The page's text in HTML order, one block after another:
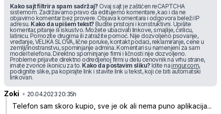
Kako sajt filtrira spam sadržaj? Ovaj sajt je zaštićen reCAPTCHA
sistemom. Zadržavamo pravo da editujemo komentare, kao i da ne
objavimo komentar bez provere. Objava komentara i odgovora beleži IP
adresu. Kako da upišem tekst? Budite pristojni i konstruktivni. Upišite
komentar, pitanje ili iskustvo. Možete ubacivati linkove, smajlije, ćirilicu,
latinicu. Pomozite drugima ili zatražite pomoć. Nije dozvoljeno psovanje,
vređanje, VELIKA SLOVA, lične poruke, kontakt podaci, reklamiranje, cene u
zemlji/inostranstvu, spominjanje admina. Komentari su namenjeni za sam
model telefona. Direktno spominjanje firmi i ličnosti nije dozvoljeno.
Probleme prijavite direktno odredjenoj firmi u delu cenovnik na vrhu strane,
imate zvonce ikonicu za to. Kako da postavim sliku? Idite na imgur.com,
podignite slike, pa kopirajte link i stavite link u tekst, koji će biti automatski
linkovan.
Zoki • 20.04.2023 20:35h
Telefon sam skoro kupio, sve je ok ali nema puno aplikacija...